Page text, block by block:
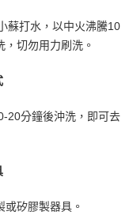
蘇打水，以中火沸騰10
切勿用力刷洗。
20分鐘後沖洗，即可去
矽膠製器具。